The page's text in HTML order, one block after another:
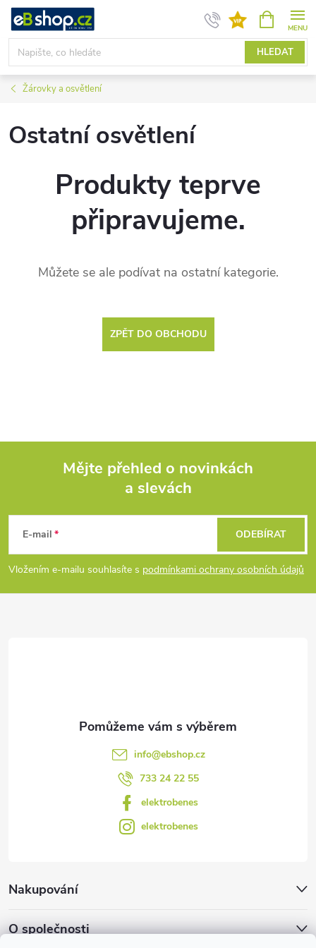
Přejít
obsah
HLEDAT
NÁKUPNÍ
KOŠÍK
Žárovky a osvětlení
Ostatní osvětlení
Produkty teprve
připravujeme.
Můžete se ale podívat na ostatní kategorie.
ZPĚT DO OBCHODU
p
Mějte přehled o novinkách
a slevách
E-mail
Vložením e-mailu souhlasíte s podmínkami ochrany osobních údajů
ODEBÍRAT
Nakupování
O společnosti
info@ebshop.cz
733 24 22 55
elektrobenes
elektrobenes